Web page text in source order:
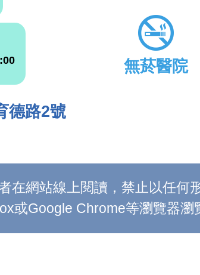
德路2號
無菸醫院
網站線上閱讀，禁止以任何
或Google Chrome等瀏覽器瀏